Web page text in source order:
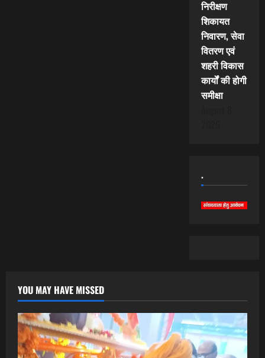
निरीक्षण
शिकायत
निवारण, सेवा
वितरण एवं
शहरी विकास
कार्यों की होगी
समीक्षा
.
YOU MAY HAVE MISSED